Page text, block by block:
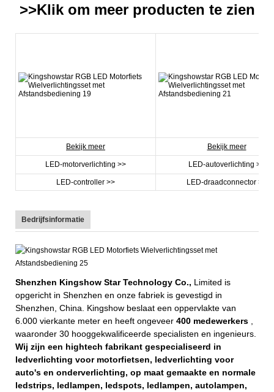
>>Klik om meer producten te zien
Bekijk meer Bekijk meer
LED-motorverlichting >> LED-autoverlichting >>
LED-controller >> LED-draadconnector >>
Bedrijfsinformatie
Shenzhen Kingshow Star Technology Co., Limited is
opgericht in Shenzhen en onze fabriek is gevestigd in
Shenzhen, China. Kingshow beslaat een oppervlakte van
6.000 vierkante meter en heeft ongeveer 400 medewerkers
waaronder 30 hooggekwalificeerde specialisten en ingenieurs.
Wij zijn een hightech fabrikant gespecialiseerd in
ledverlichting voor motorfietsen, ledverlichting voor
auto's en onderverlichting, op maat gemaakte en normale
ledstrips, ledlampen, ledspots, ledlampen, autolampen,